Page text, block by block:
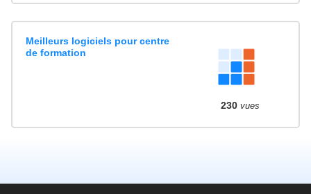
Meilleurs logiciels pour centre
de formation
230 vues